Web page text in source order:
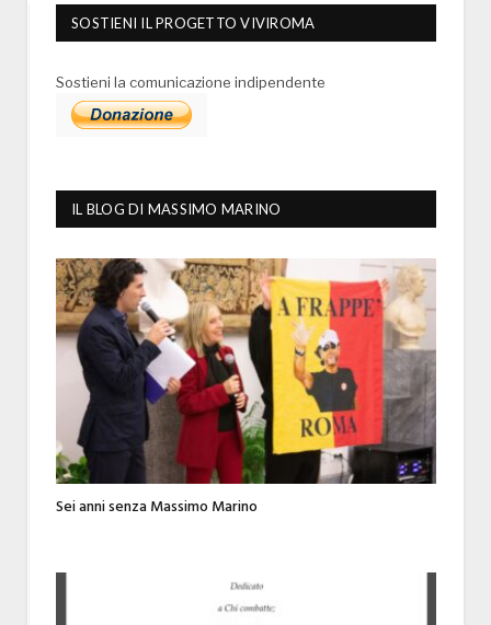
SOSTIENI IL PROGETTO VIVIROMA
Sostieni la comunicazione indipendente
IL BLOG DI MASSIMO MARINO
Sei anni senza Massimo Marino